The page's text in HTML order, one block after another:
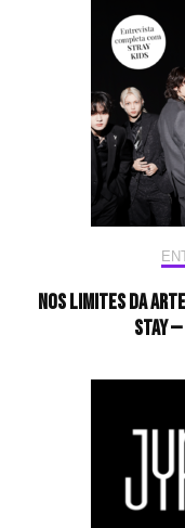
Nos limites da
STAY